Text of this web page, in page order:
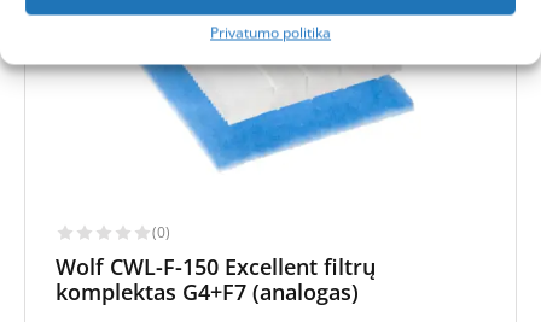
Privatumo politika
(0)
Wolf CWL-F-150 Excellent filtrų
komplektas G4+F7 (analogas)